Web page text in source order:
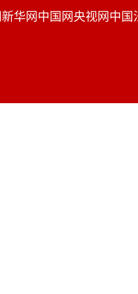
新华网 中国网 央视网 中国